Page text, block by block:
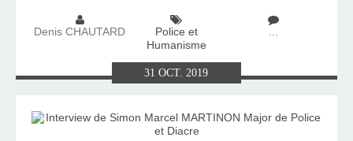
Denis CHAUTARD
Police et
Humanisme
…
31OCT.2019